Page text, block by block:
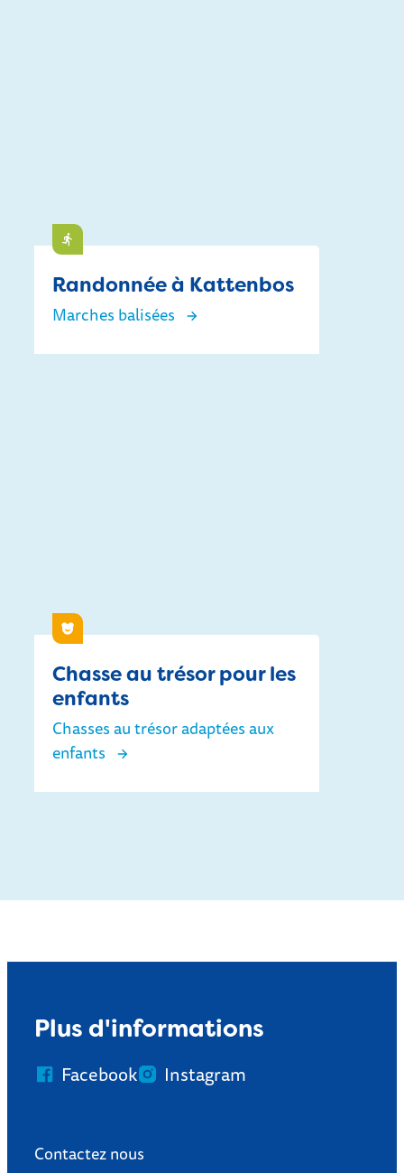
Faire
Randonnée à Kattenbos
Marches balisées
Enfants
Chasse au trésor pour les
enfants
Chasses au trésor adaptées aux
enfants
Plus d'informations
Facebook Instagram
Contactez nous